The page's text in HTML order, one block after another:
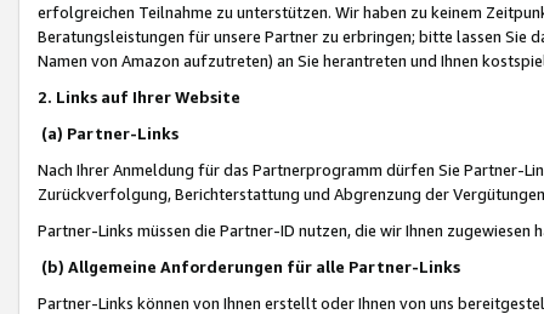
erfolgreichen Teilnahme zu unterstützen. Wir haben zu keinem
Beratungsleistungen für unsere Partner zu erbringen; bitte lassen Sie
Namen von Amazon aufzutreten) an Sie herantreten und Ihnen
2. Links auf Ihrer Website
(a) Partner-Links
Nach Ihrer Anmeldung für das Partnerprogramm dürfen Sie Partner-
Zurückverfolgung, Berichterstattung und Abgrenzung der
Partner-Links müssen die Partner-ID nutzen, die wir Ihnen zugewiesen
(b) Allgemeine Anforderungen für alle Partner-Links
Partner-Links können von Ihnen erstellt oder Ihnen von uns